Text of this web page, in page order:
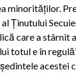
minorităţilor.
Ţinutului
care a stârnit
totul e în
acestei